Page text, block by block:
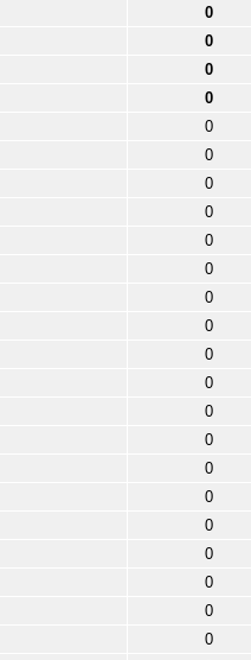
0
0
0
0
0
0
0
0
0
0
0
0
0
0
0
0
0
0
0
0
0
0
0